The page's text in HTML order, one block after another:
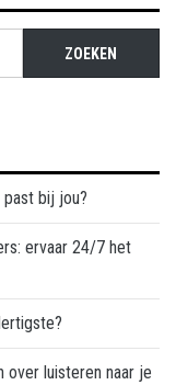
ZOEKEN
past bij jou?
ervaar 24/7 het
over luisteren naar je